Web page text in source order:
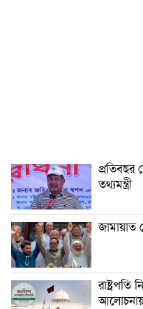
প্রতিবছর
তথ্যমন্ত্রী
জামায়াত
রাষ্ট্রপতি
আলোচনায়